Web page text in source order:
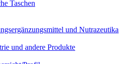
Taschen
und Nutrazeutika
und andere Produkte